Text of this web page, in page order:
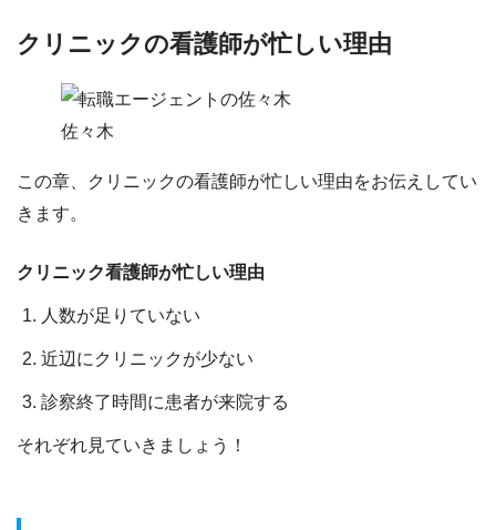
クリニックの看護師が忙しい理由
佐々木
この章、クリニックの看護師が忙しい理由をお伝えしてい
きます。
クリニック看護師が忙しい理由
人数が足りていない
近辺にクリニックが少ない
診察終了時間に患者が来院する
それぞれ見ていきましょう！